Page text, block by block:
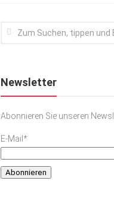
Newsletter
Abonnieren Sie unseren
E-Mail*